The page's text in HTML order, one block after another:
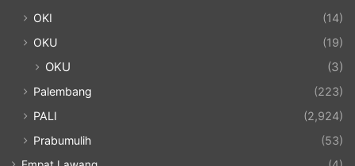
OKI
(14)
OKU
(19)
OKU (3)
Palembang
(223)
PALI
(2,924)
Prabumulih
(53)